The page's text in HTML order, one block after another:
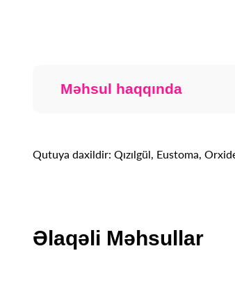
Məhsul haqqında
Qutuya daxildir: Qızılgül, Eustoma,
Əlaqəli Məhsullar